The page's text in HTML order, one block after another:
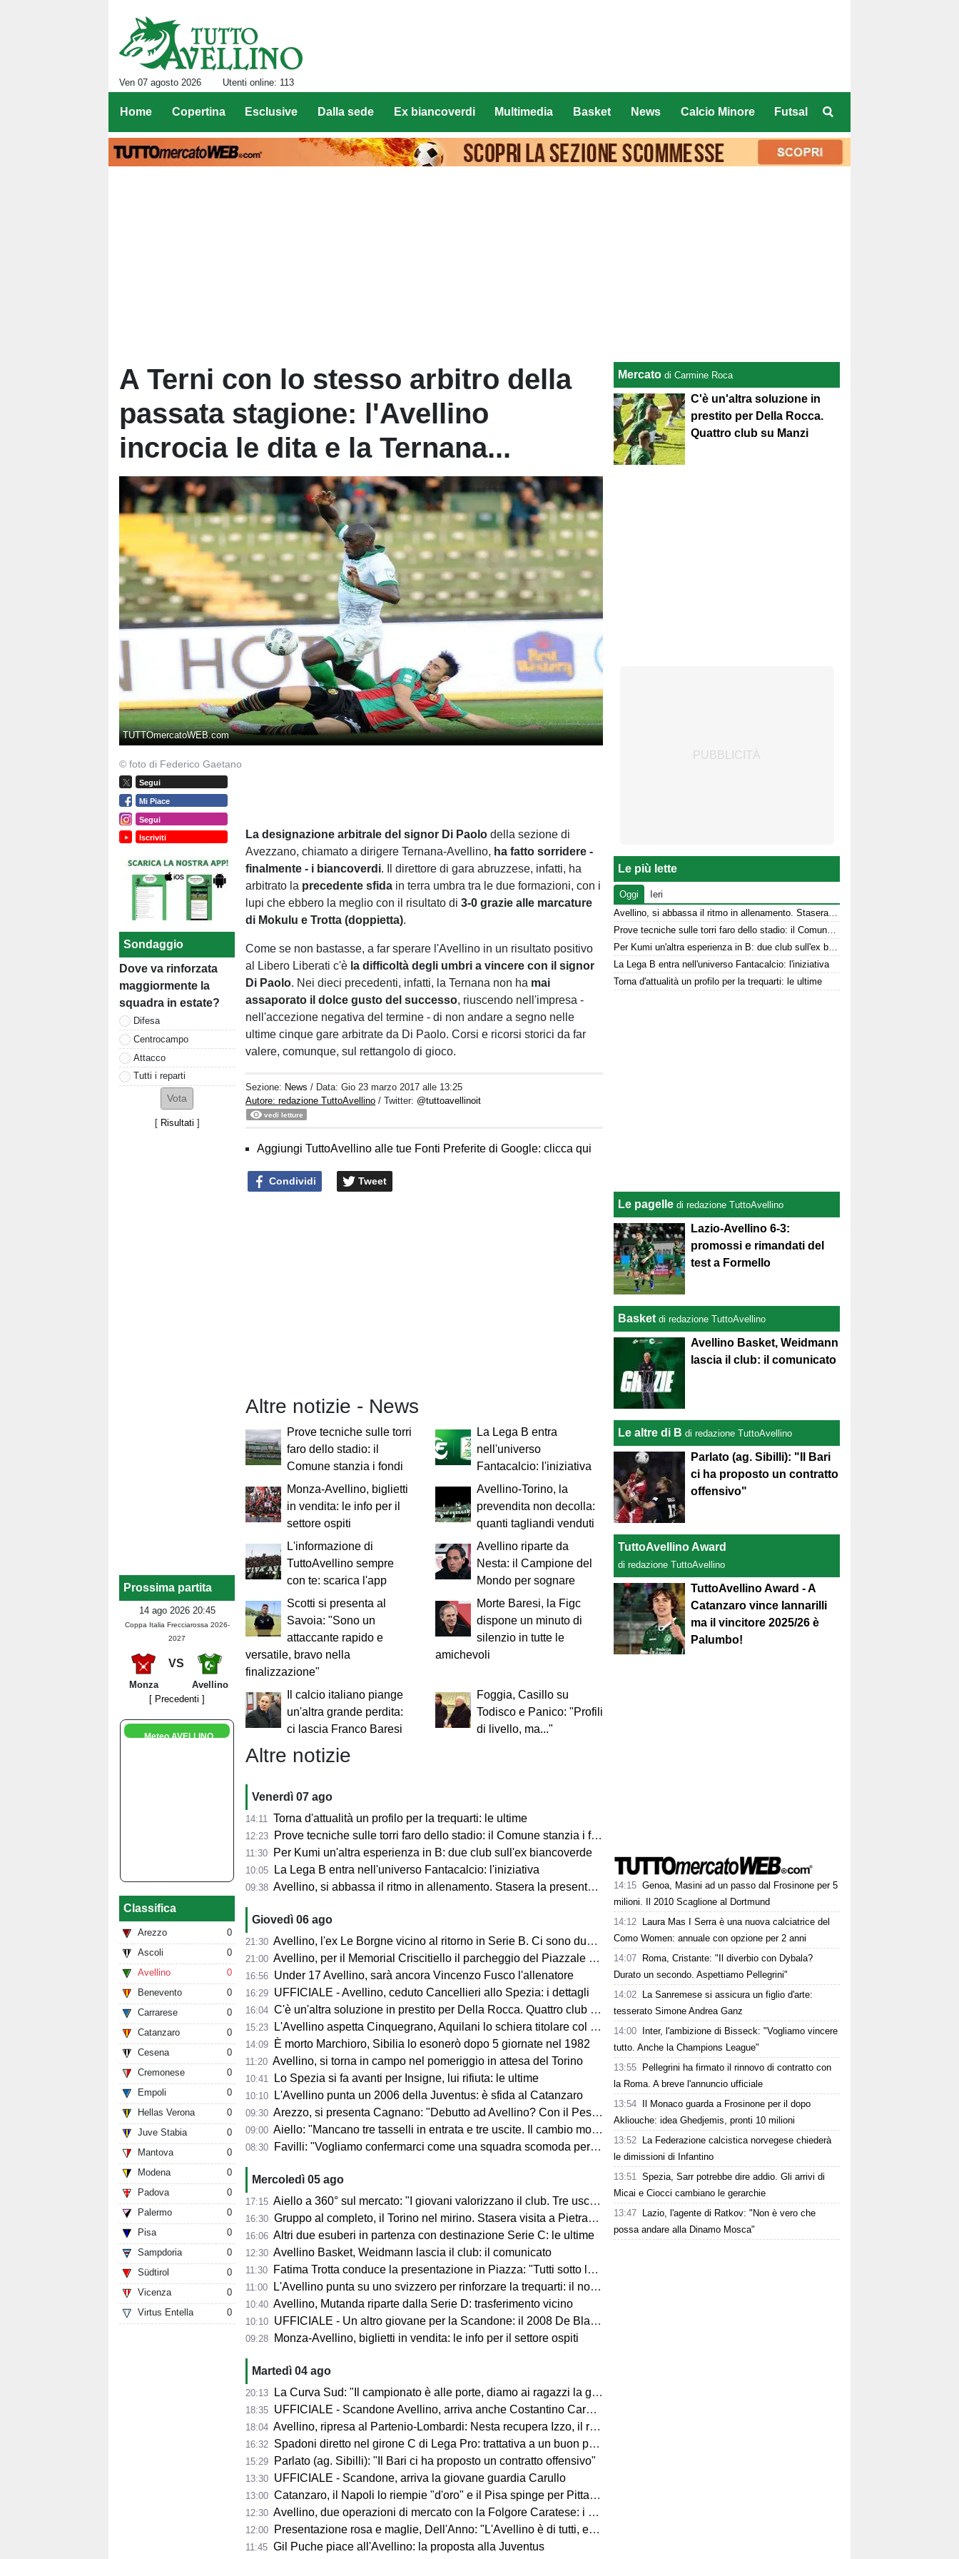
Ven 07 agosto 2026 Utenti online: 113
Home Copertina Esclusive Dalla sede Ex biancoverdi Multimedia Basket News Calcio Minore Futsal
A Terni con lo stesso arbitro della
passata stagione: l'Avellino
incrocia le dita e la Ternana...
TUTTOmercatoWEB.com
© foto di Federico Gaetano
Segui
Mi Piace
Segui
Iscriviti
Sondaggio
Dove va rinforzata
maggiormente la
squadra in estate?
Difesa
Centrocampo
Attacco
Tutti i reparti
[ Risultati ]
Prossima partita
14 ago 2026 20:45
Coppa Italia Frecciarossa 2026-
2027
VS
Monza
Avellino
[ Precedenti ]
Meteo AVELLINO
Classifica
Arezzo
0
Ascoli
0
Avellino
0
Benevento
0
Carrarese
0
Catanzaro
0
Cesena
0
Cremonese
0
Empoli
0
Hellas Verona
0
Juve Stabia
0
Mantova
0
Modena
0
Padova
0
Palermo
0
Pisa
0
Sampdoria
0
Südtirol
0
Vicenza
0
Virtus Entella
0
La designazione arbitrale del signor Di Paolo della sezione di
Avezzano, chiamato a dirigere Ternana-Avellino, ha fatto sorridere -
finalmente - i biancoverdi. Il direttore di gara abruzzese, infatti, ha
arbitrato la precedente sfida in terra umbra tra le due formazioni, con i
lupi che ebbero la meglio con il risultato di3-0 grazie alle marcature
di Mokulu e Trotta (doppietta).
Come se non bastasse, a far sperare l'Avellino in un risultato positivo
al Libero Liberati c'è la difficoltà degli umbri a vincere con il signor
Di Paolo. Nei dieci precedenti, infatti, la Ternana non ha mai
assaporato il dolce gusto del successo, riuscendo nell'impresa -
nell'accezione negativa del termine - di non andare a segno nelle
ultime cinque gare arbitrate da Di Paolo. Corsi e ricorsi storici da far
valere, comunque, sul rettangolo di gioco.
Sezione: News / Data:Gio 23 marzo 2017 alle 13:25
Autore: redazione TuttoAvellino / Twitter: @tuttoavellinoit
vedi letture
Aggiungi TuttoAvellino alle tue Fonti Preferite di Google: clicca qui
Condividi Tweet
Altre notizie - News
Prove tecniche sulle torri
faro dello stadio: il
Comune stanzia i fondi
La Lega B entra
nell'universo
Fantacalcio: l'iniziativa
Monza-Avellino, biglietti
in vendita: le info per il
settore ospiti
Avellino-Torino, la
prevendita non decolla:
quanti tagliandi venduti
L'informazione di
TuttoAvellino sempre
con te: scarica l'app
Avellino riparte da
Nesta: il Campione del
Mondo per sognare
Scotti si presenta al
Savoia: "Sono un
attaccante rapido e
versatile, bravo nella
finalizzazione"
Morte Baresi, la Figc
dispone un minuto di
silenzio in tutte le
amichevoli
Il calcio italiano piange
un'altra grande perdita:
ci lascia Franco Baresi
Foggia, Casillo su
Todisco e Panico: "Profili
di livello, ma..."
Altre notizie
Venerdì 07 ago
14:11 Torna d'attualità un profilo per la trequarti: le ultime
12:23 Prove tecniche sulle torri faro dello stadio: il Comune stanzia i fondi
11:30 Per Kumi un'altra esperienza in B: due club sull'ex biancoverde
10:05 La Lega B entra nell'universo Fantacalcio: l'iniziativa
09:38 Avellino, si abbassa il ritmo in allenamento. Stasera la presentazione in Piazza
Giovedì 06 ago
21:30 Avellino, l'ex Le Borgne vicino al ritorno in Serie B. Ci sono due club sul francese
21:00 Avellino, per il Memorial Criscitiello il parcheggio del Piazzale degli Irpini è occupato. I tifosi possono parcheggiare al Campo Genova
16:56 Under 17 Avellino, sarà ancora Vincenzo Fusco l'allenatore
16:29 UFFICIALE - Avellino, ceduto Cancellieri allo Spezia: i dettagli
16:04 C'è un'altra soluzione in prestito per Della Rocca. Quattro club su Manzi
15:23 L'Avellino aspetta Cinquegrano, Aquilani lo schiera titolare col Sassuolo
14:09 È morto Marchioro, Sibilia lo esonerò dopo 5 giornate nel 1982
11:20 Avellino, si torna in campo nel pomeriggio in attesa del Torino
10:41 Lo Spezia si fa avanti per Insigne, lui rifiuta: le ultime
10:10 L'Avellino punta un 2006 della Juventus: è sfida al Catanzaro
09:30 Arezzo, si presenta Cagnano: "Debutto ad Avellino? Con il Pescara andò bene. Gol dell'ex? Ho rispetto per la piazza e i compagni, non esulterei"
09:00 Aiello: "Mancano tre tasselli in entrata e tre uscite. Il cambio modulo? Una squadra camaleontica non dà punti di riferimento". Sull'esterno e il trequartista...
08:30 Favilli: "Vogliamo confermarci come una squadra scomoda per tutti. La concorrenza ben venga. Io mi sento bene"
Mercoledì 05 ago
17:15 Aiello a 360° sul mercato: "I giovani valorizzano il club. Tre uscite ancora da fare". Sul modulo, la difesa, Licina e Marina...
16:30 Gruppo al completo, il Torino nel mirino. Stasera visita a Pietrastornina
16:06 Altri due esuberi in partenza con destinazione Serie C: le ultime
12:30 Avellino Basket, Weidmann lascia il club: il comunicato
11:30 Fatima Trotta conduce la presentazione in Piazza: "Tutti sotto lo stesso cielo"
11:00 L'Avellino punta su uno svizzero per rinforzare la trequarti: il nome
10:40 Avellino, Mutanda riparte dalla Serie D: trasferimento vicino
10:10 UFFICIALE - Un altro giovane per la Scandone: il 2008 De Blasio
09:28 Monza-Avellino, biglietti in vendita: le info per il settore ospiti
Martedì 04 ago
20:13 La Curva Sud: "Il campionato è alle porte, diamo ai ragazzi la giusta carica"
18:35 UFFICIALE - Scandone Avellino, arriva anche Costantino Carullo
18:04 Avellino, ripresa al Partenio-Lombardi: Nesta recupera Izzo, il report
16:32 Spadoni diretto nel girone C di Lega Pro: trattativa a un buon punto
15:29 Parlato (ag. Sibilli): "Il Bari ci ha proposto un contratto offensivo"
13:30 UFFICIALE - Scandone, arriva la giovane guardia Carullo
13:00 Catanzaro, il Napoli lo riempie "d'oro" e il Pisa spinge per Pittarello
12:30 Avellino, due operazioni di mercato con la Folgore Caratese: i nomi
12:00 Presentazione rosa e maglie, Dell'Anno: "L'Avellino è di tutti, ecco cosa faremo"
11:45 Gil Puche piace all'Avellino: la proposta alla Juventus
Mercato di Carmine Roca
C'è un'altra soluzione in
prestito per Della Rocca.
Quattro club su Manzi
Le più lette
Oggi
Ieri
Avellino, si abbassa il ritmo in allenamento. Stasera la presentazione in Piazza
Prove tecniche sulle torri faro dello stadio: il Comune stanzia i fondi
Per Kumi un'altra esperienza in B: due club sull'ex biancoverde
La Lega B entra nell'universo Fantacalcio: l'iniziativa
Torna d'attualità un profilo per la trequarti: le ultime
Le pagelle di redazione TuttoAvellino
Lazio-Avellino 6-3:
promossi e rimandati del
test a Formello
Basket di redazione TuttoAvellino
Avellino Basket, Weidmann
lascia il club: il comunicato
Le altre di B di redazione TuttoAvellino
Parlato (ag. Sibilli): "Il Bari
ci ha proposto un contratto
offensivo"
TuttoAvellino Award
di redazione TuttoAvellino
TuttoAvellino Award - A
Catanzaro vince Iannarilli
ma il vincitore 2025/26 è
Palumbo!
14:15 Genoa, Masini ad un passo dal Frosinone per 5
milioni. Il 2010 Scaglione al Dortmund
14:12
Laura Mas I Serra è una nuova calciatrice del
Como Women: annuale con opzione per 2 anni
14:07
Roma, Cristante: "Il diverbio con Dybala?
Durato un secondo. Aspettiamo Pellegrini"
14:02
La Sanremese si assicura un figlio d'arte:
tesserato Simone Andrea Ganz
14:00
Inter, l'ambizione di Bisseck: "Vogliamo vincere
tutto. Anche la Champions League"
13:55
Pellegrini ha firmato il rinnovo di contratto con
la Roma. A breve l'annuncio ufficiale
13:54
Il Monaco guarda a Frosinone per il dopo
Akliouche: idea Ghedjemis, pronti 10 milioni
13:52
La Federazione calcistica norvegese chiederà
le dimissioni di Infantino
13:51 Spezia, Sarr potrebbe dire addio. Gli arrivi di
Micai e Ciocci cambiano le gerarchie
13:47
Lazio, l'agente di Ratkov: "Non è vero che
possa andare alla Dinamo Mosca"